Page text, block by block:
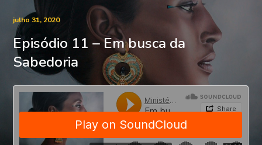
Home
Episódios
SBN
julho 31, 2020
Episódio 11 – Em busca da
Sabedoria